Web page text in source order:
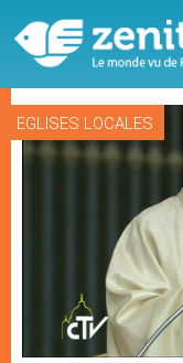
EGLISES LOCALES